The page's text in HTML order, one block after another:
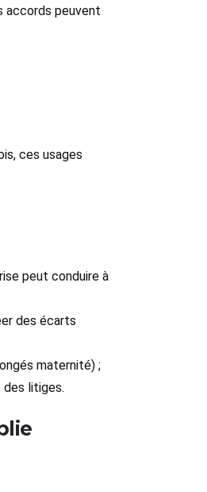
accords peuvent
ces usages
peut conduire à
des écarts
maternité) ;
des litiges.